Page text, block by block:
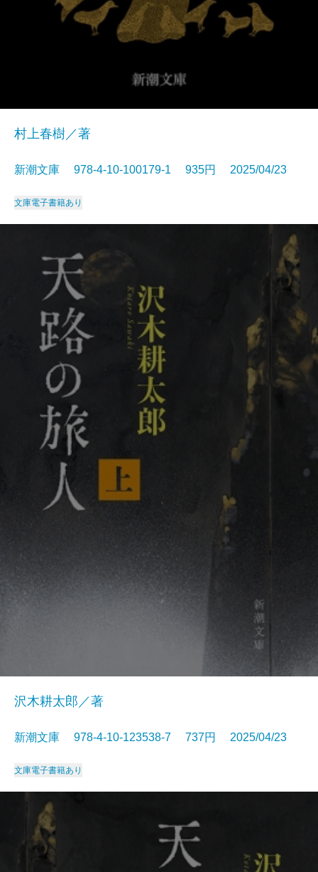
村上春樹／著
新潮文庫 978-4-10-100179-1 935円 2025/04/23
文庫電子書籍あり
沢木耕太郎／著
新潮文庫 978-4-10-123538-7 737円 2025/04/23
文庫電子書籍あり